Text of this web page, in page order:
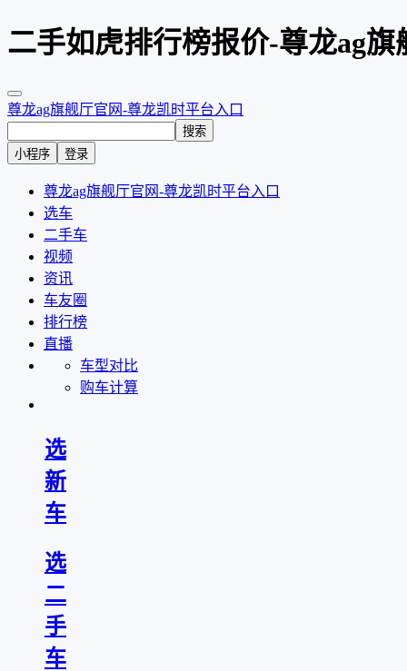
二手如虎排行榜报价-尊龙ag旗
尊龙ag旗舰厅官网-尊龙凯时平台入口
搜索
小程序
登录
尊龙ag旗舰厅官网-尊龙凯时平台入口
选车
二手车
视频
资讯
车友圈
排行榜
直播
车型对比
购车计算
选
新
车
选
二
手
车